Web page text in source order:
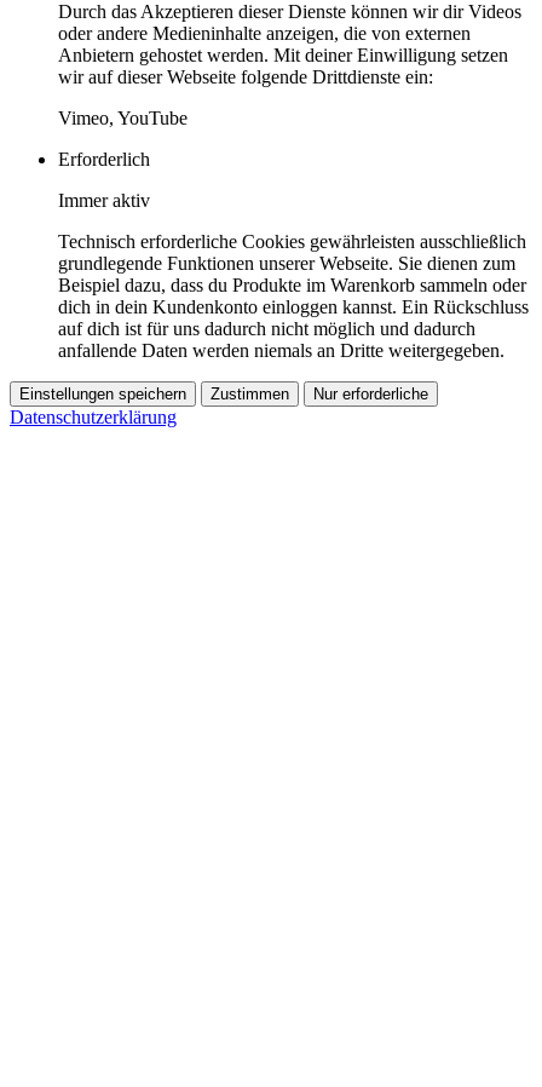
Durch das Akzeptieren dieser Dienste können wir dir Videos
oder andere Medieninhalte anzeigen, die von externen
Anbietern gehostet werden. Mit deiner Einwilligung setzen
wir auf dieser Webseite folgende Drittdienste ein:
Vimeo, YouTube
Erforderlich
Immer aktiv
Technisch erforderliche Cookies gewährleisten ausschließlich
grundlegende Funktionen unserer Webseite. Sie dienen zum
Beispiel dazu, dass du Produkte im Warenkorb sammeln oder
dich in dein Kundenkonto einloggen kannst. Ein Rückschluss
auf dich ist für uns dadurch nicht möglich und dadurch
anfallende Daten werden niemals an Dritte weitergegeben.
Einstellungen speichern Zustimmen Nur erforderliche
Datenschutzerklärung